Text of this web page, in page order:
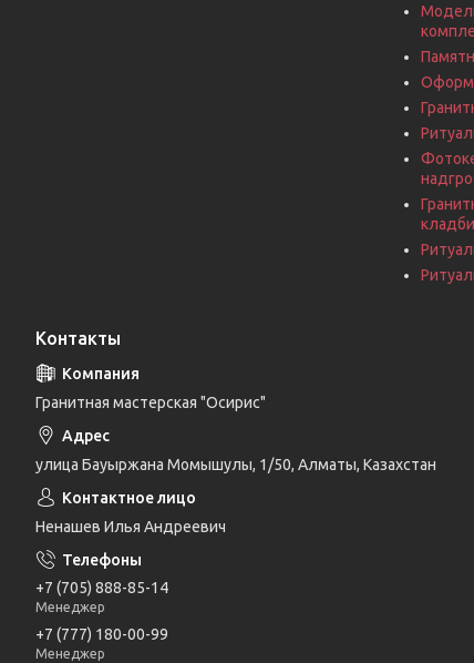
Контакты
Гранитная мастерская "Осирис"
улица Бауыржана Момышулы, 1/50, Алматы, Казахстан
Ненашев Илья Андреевич
+7 (705) 888-85-14
Менеджер
+7 (777) 180-00-99
Менеджер